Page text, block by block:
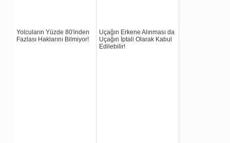
Yolcuların Yüzde 80'inden
Fazlası Haklarını Bilmiyor!
Uçağın Erkene Alınması da
Uçağın İptali Olarak Kabul
Edilebilir!